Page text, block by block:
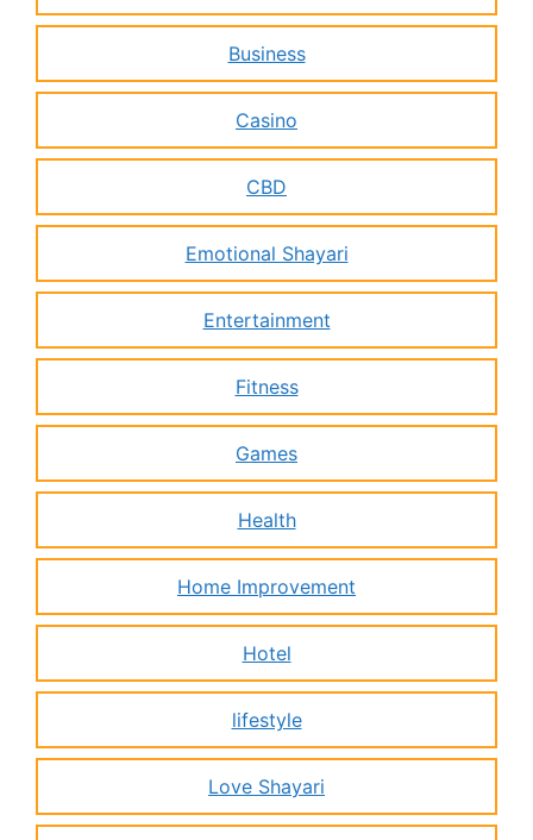
Business
Casino
CBD
Emotional Shayari
Entertainment
Fitness
Games
Health
Home Improvement
Hotel
lifestyle
Love Shayari